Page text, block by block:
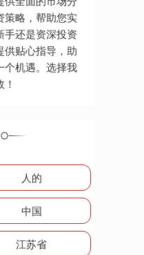
策略，帮助您实
手还是资深投资
供贴心指导，助
个机遇。选择我
人的
中国
江苏省